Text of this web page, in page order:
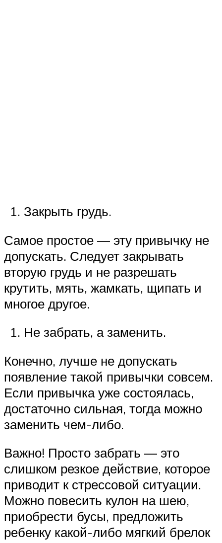
Закрыть грудь.
Самое простое — эту привычку не
допускать. Следует закрывать
вторую грудь и не разрешать
крутить, мять, жамкать, щипать и
многое другое.
Не забрать, а заменить.
Конечно, лучше не допускать
появление такой привычки совсем.
Если привычка уже состоялась,
достаточно сильная, тогда можно
заменить чем-либо.
Важно! Просто забрать — это
слишком резкое действие, которое
приводит к стрессовой ситуации.
Можно повесить кулон на шею,
приобрести бусы, предложить
ребенку какой-либо мягкий брелок